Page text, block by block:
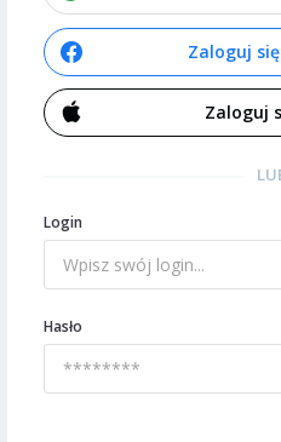
Zaloguj
Zaloguj
Login
Hasło